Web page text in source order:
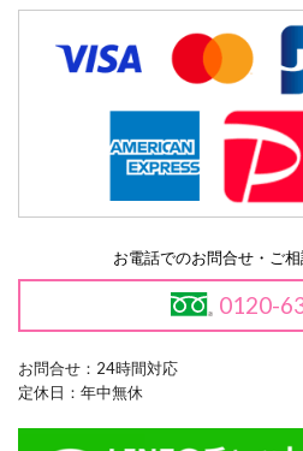
お電話でのお問合せ・ご
0120-
お問合せ：24時間対応
定休日：年中無休